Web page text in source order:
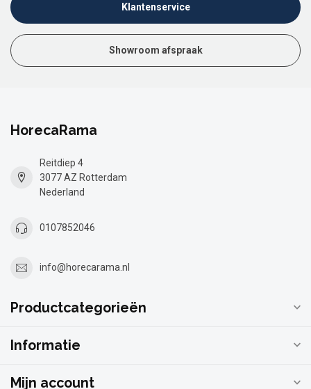
Klantenservice
Showroom afspraak
HorecaRama
Reitdiep 4
3077 AZ Rotterdam
Nederland
0107852046
info@horecarama.nl
Productcategorieën
Informatie
Mijn account